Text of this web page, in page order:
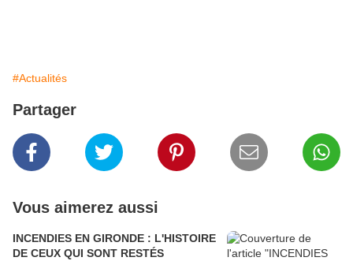
#Actualités
Partager
Vous aimerez aussi
INCENDIES EN GIRONDE : L'HISTOIRE
DE CEUX QUI SONT RESTÉS